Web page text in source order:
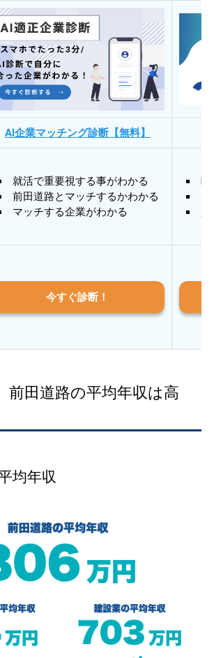
AI企業マッチング診断【無料】
就活で重要視する事がわかる
前田道路とマッチするかわかる
マッチする企業がわかる
質
今すぐ診断！
前田道路の平均年収は高
均年収